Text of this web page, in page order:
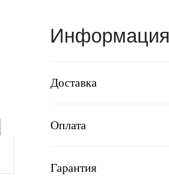
Информация
Доставка
Оплата
Гарантия